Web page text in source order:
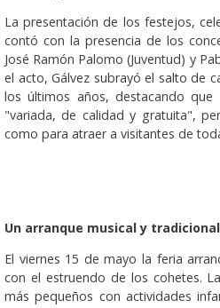
La presentación de los festejos,
contó con la presencia de los
José Ramón Palomo (Juventud) y
el acto, Gálvez subrayó el salto de
los últimos años, destacando
"variada, de calidad y gratuita",
como para atraer a visitantes de
Un arranque musical y tradicional
El viernes 15 de mayo la feria
con el estruendo de los cohetes.
más pequeños con actividades